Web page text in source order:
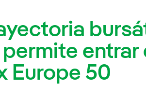
permite entrar
Europe 50